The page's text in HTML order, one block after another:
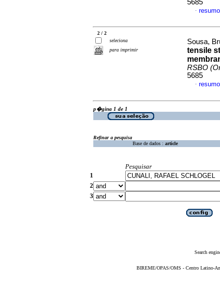
5685
·
2 / 2
seleciona
para imprimir
Sousa,
tensile
RSBO
5685
·
p�gina 1 de 1
Refinar a pesquisa
Base de dados : article
Pesquisar
1
2
3
Search
BIREME/OPAS/OMS - Centro Latino-